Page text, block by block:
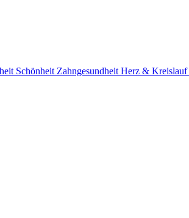
Schönheit Zahngesundheit Herz & Kreislauf